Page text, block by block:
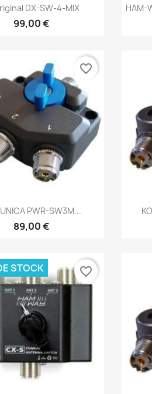
Vista rápida
DX-SW-4-MIX
99,00 €
HAM-
Vista rápida
PWR-SW3M...
89,00 €
favorite_border
STOCK favorite_border